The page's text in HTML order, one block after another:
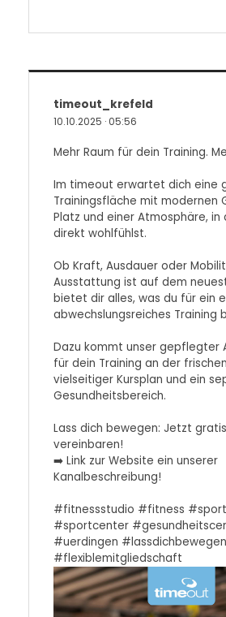
timeout_krefeld
10.10.2025 · 05:56
Mehr Raum für dein Training.
Im timeout erwartet dich eine
Trainingsfläche mit modernen
Platz und einer Atmosphäre, in
direkt wohlfühlst.
Ob Kraft, Ausdauer oder
Ausstattung ist auf dem
bietet dir alles, was du für ein
abwechslungsreiches Training
Dazu kommt unser gepflegter
für dein Training an der
vielseitiger Kursplan und ein
Gesundheitsbereich.
Lass dich bewegen: Jetzt
vereinbaren!
➡️ Link zur Website ein unserer
Kanalbeschreibung!
#fitnessstudio #fitness #sport
#sportcenter
#uerdingen #lassdichbewegen
#flexiblemitgliedschaft